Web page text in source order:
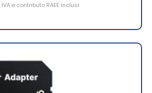
IVA e contributo RAEE inclusi